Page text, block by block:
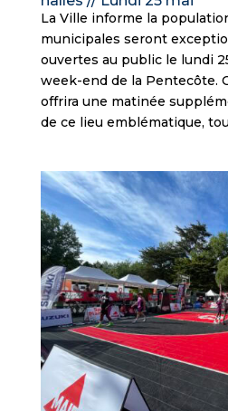
La Ville informe la
municipales seront
ouvertes au public le lundi
week-end de la Pentecôte.
offrira une matinée
de ce lieu emblématique,